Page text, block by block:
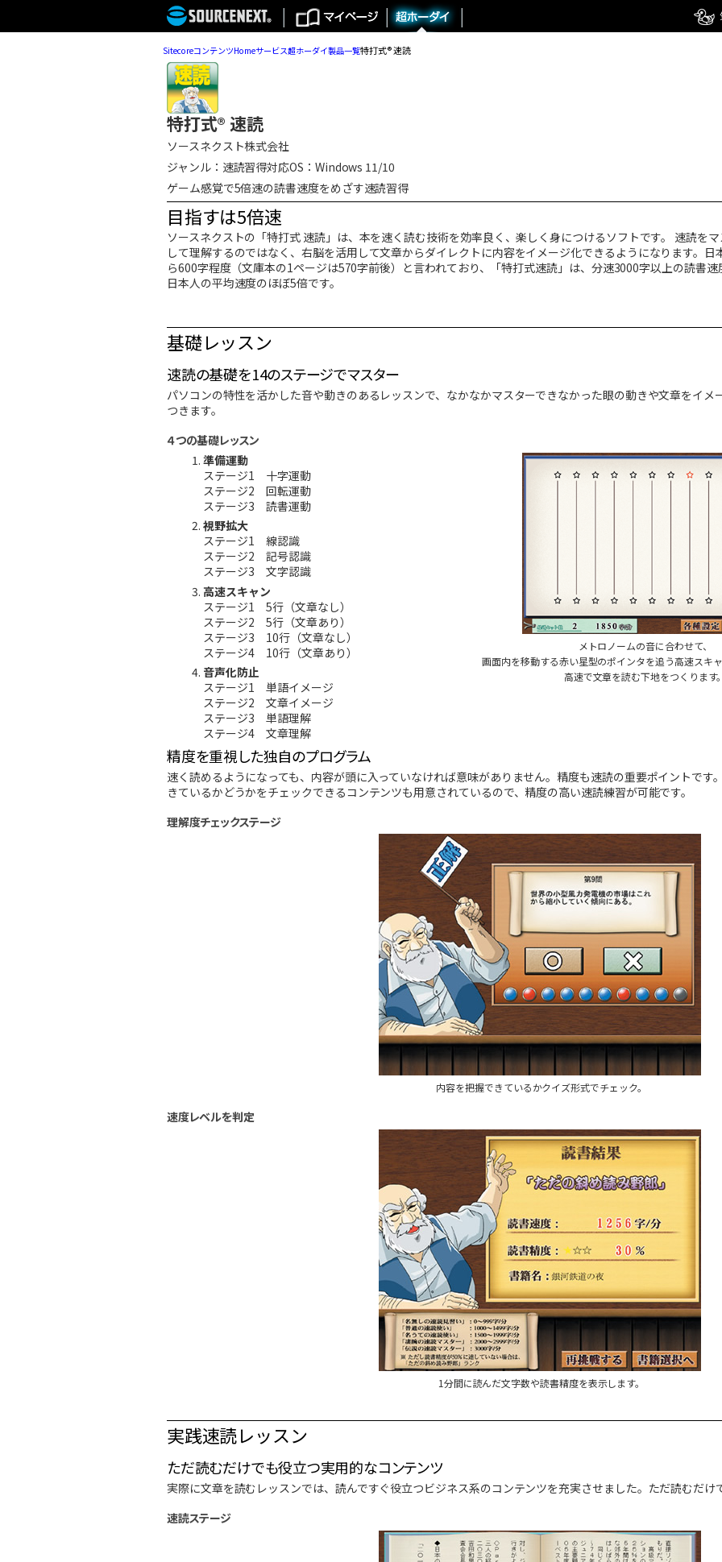
SitecoreコンテンツHomeサービス超ホーダイ製品一覧特打式® 速読
特打式® 速読
ソースネクスト株式会社
ジャンル：速読習得対応OS：Windows 11/10
ゲーム感覚で5倍速の読書速度をめざす速読習得
目指すは5倍速
ソースネクストの「特打式 速読」は、本を速く読む技術を効率良く、楽しく身につけるソフトです。 速読を
して理解するのではなく、右脳を活用して文章からダイレクトに内容をイメージ化できるようになります。
ら600字程度（文庫本の1ページは570字前後）と言われており、「特打式速読」は、分速3000字以上の読書
日本人の平均速度のほぼ5倍です。
基礎レッスン
速読の基礎を14のステージでマスター
パソコンの特性を活かした音や動きのあるレッスンで、なかなかマスターできなかった眼の動きや文章をイ
つきます。
４つの基礎レッスン
準備運動
ステージ1 十字運動
ステージ2 回転運動
ステージ3 読書運動
視野拡大
ステージ1 線認識
ステージ2 記号認識
ステージ3 文字認識
高速スキャン
ステージ1 5行（文章なし）
ステージ2 5行（文章あり）
ステージ3 10行（文章なし）
ステージ4 10行（文章あり）
音声化防止
ステージ1 単語イメージ
ステージ2 文章イメージ
ステージ3 単語理解
ステージ4 文章理解
メトロノームの音に合わせて、
画面内を移動する赤い星型のポインタを追う高速スキャ
高速で文章を読む下地をつくります。
精度を重視した独自のプログラム
速く読めるようになっても、内容が頭に入っていなければ意味がありません。精度も速読の重要ポイントです
きているかどうかをチェックできるコンテンツも用意されているので、精度の高い速読練習が可能です。
理解度チェックステージ
内容を把握できているかクイズ形式でチェック。
速度レベルを判定
1分間に読んだ文字数や読書精度を表示します。
実践速読レッスン
ただ読むだけでも役立つ実用的なコンテンツ
実際に文章を読むレッスンでは、読んですぐ役立つビジネス系のコンテンツを充実させました。ただ読むだけ
速読ステージ